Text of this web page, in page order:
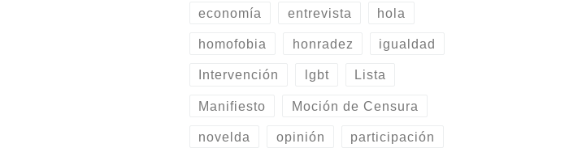
economía entrevista hola
homofobia honradez igualdad
Intervención lgbt Lista
Manifiesto Moción de Censura
novelda opinión participación